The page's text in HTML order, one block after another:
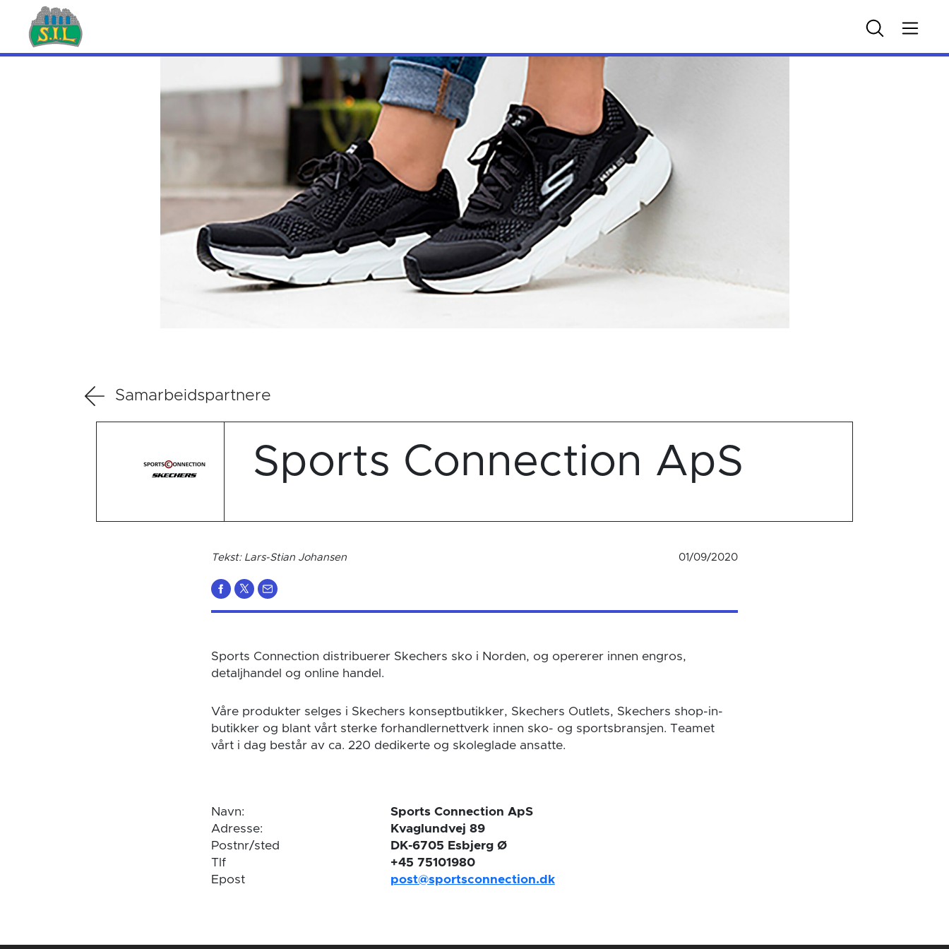
Samarbeidspartnere
Sports Connection ApS
Tekst: Lars-Stian Johansen 01/09/2020
Sports Connection distribuerer Skechers sko i Norden, og opererer innen engros,
detaljhandel og online handel.
Våre produkter selges i Skechers konseptbutikker, Skechers Outlets, Skechers shop-in-
butikker og blant vårt sterke forhandlernettverk innen sko- og sportsbransjen. Teamet
vårt i dag består av ca. 220 dedikerte og skoleglade ansatte.
Navn:
Sports Connection ApS
Adresse:
Kvaglundvej 89
Postnr/sted
DK-6705 Esbjerg Ø
Tlf
+45 75101980
Epost
post@sportsconnection.dk